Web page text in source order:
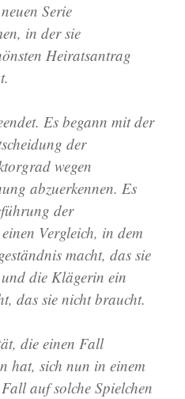
Serie
in der sie
Heiratsantrag
Es begann mit der
der
wegen
abzuerkennen. Es
der
Vergleich, in dem
macht, das sie
die Klägerin ein
das sie nicht braucht.
die einen Fall
hat, sich nun in einem
auf solche Spielchen